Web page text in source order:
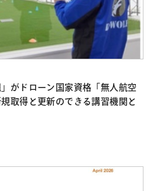
がドローン国家資格「無人航空
取得と更新のできる講習機関と